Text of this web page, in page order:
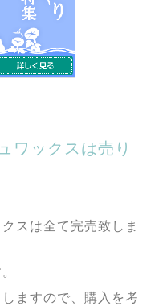
ワックスは売り
スは全て完売致しま
ますので、購入を考